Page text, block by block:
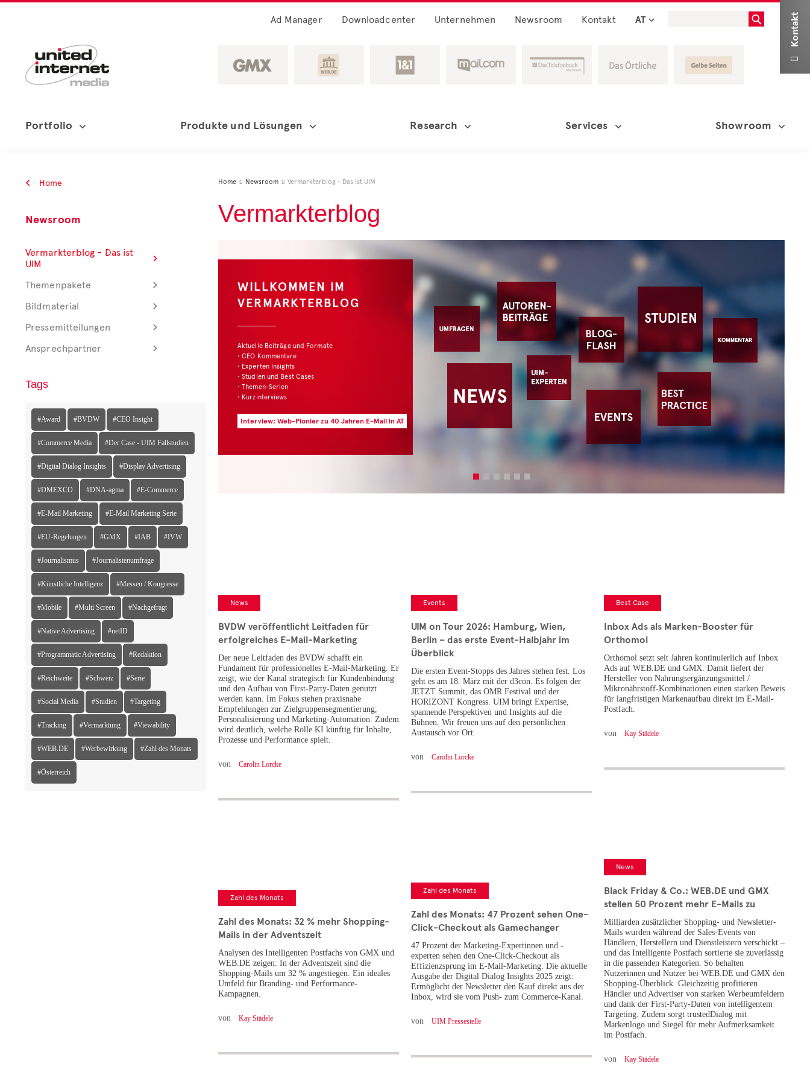
Ad Manager Downloadcenter Unternehmen Newsroom Kontakt AT
Portfolio Produkte und Lösungen Research Services Showroom
Home
Newsroom
Vermarkterblog - Das ist
UIM
Themenpakete
Bildmaterial
Pressemitteilungen
Ansprechpartner
Tags
#Award #BVDW #CEO Insight
#Commerce Media #Der Case - UIM Fallstudien
#Digital Dialog Insights #Display Advertising
#DMEXCO #DNA-agma #E-Commerce
#E-Mail Marketing #E-Mail Marketing Serie
#EU-Regelungen #GMX #IAB #IVW
#Journalismus #Journalistenumfrage
#Künstliche Intelligenz #Messen / Kongresse
#Mobile #Multi Screen #Nachgefragt
#Native Advertising #netID
#Programmatic Advertising #Redaktion
#Reichweite #Schweiz #Serie
#Social Media #Studien #Targeting
#Tracking #Vermarktung #Viewability
#WEB.DE #Werbewirkung #Zahl des Monats
#Österreich
Home  Newsroom  Vermarkterblog - Das ist UIM
Vermarkterblog
WILLKOMMEN IM
VERMARKTERBLOG
Aktuelle Beiträge und Formate
• CEO Kommentare
• Experten Insights
• Studien und Best Cases
• Themen-Serien
• Kurzinterviews
Interview: Web-Pionier zu 40 Jahren E-Mail in AT
News
BVDW veröffentlicht Leitfaden für
erfolgreiches E-Mail-Marketing
Der neue Leitfaden des BVDW schafft ein
Fundament für professionelles E-Mail-Marketing. Er
zeigt, wie der Kanal strategisch für Kundenbindung
und den Aufbau von First-Party-Daten genutzt
werden kann. Im Fokus stehen praxisnahe
Empfehlungen zur Zielgruppensegmentierung,
Personalisierung und Marketing-Automation. Zudem
wird deutlich, welche Rolle KI künftig für Inhalte,
Prozesse und Performance spielt.
von Carolin Lorcke
Zahl des Monats
Zahl des Monats: 32 % mehr Shopping-
Mails in der Adventszeit
Analysen des Intelligenten Postfachs von GMX und
WEB.DE zeigen: In der Adventszeit sind die
Shopping-Mails um 32 % angestiegen. Ein ideales
Umfeld für Branding- und Performance-
Kampagnen.
von Kay Städele
Events
UIM on Tour 2026: Hamburg, Wien,
Berlin – das erste Event-Halbjahr im
Überblick
Die ersten Event-Stopps des Jahres stehen fest. Los
geht es am 18. März mit der d3con. Es folgen der
JETZT Summit, das OMR Festival und der
HORIZONT Kongress. UIM bringt Expertise,
spannende Perspektiven und Insights auf die
Bühnen. Wir freuen uns auf den persönlichen
Austausch vor Ort.
von Carolin Lorcke
Zahl des Monats
Zahl des Monats: 47 Prozent sehen One-
Click-Checkout als Gamechanger
47 Prozent der Marketing-Expertinnen und -
experten sehen den One-Click-Checkout als
Effizienzsprung im E-Mail-Marketing. Die aktuelle
Ausgabe der Digital Dialog Insights 2025 zeigt:
Ermöglicht der Newsletter den Kauf direkt aus der
Inbox, wird sie vom Push- zum Commerce-Kanal.
von UIM Pressestelle
Best Case
Inbox Ads als Marken-Booster für
Orthomol
Orthomol setzt seit Jahren kontinuierlich auf Inbox
Ads auf WEB.DE und GMX. Damit liefert der
Hersteller von Nahrungsergänzungsmittel /
Mikronährstoff-Kombinationen einen starken Beweis
für langfristigen Markenaufbau direkt im E-Mail-
Postfach.
von Kay Städele
News
Black Friday & Co.: WEB.DE und GMX
stellen 50 Prozent mehr E-Mails zu
Milliarden zusätzlicher Shopping- und Newsletter-
Mails wurden während der Sales-Events von
Händlern, Herstellern und Dienstleistern verschickt –
und das Intelligente Postfach sortierte sie zuverlässig
in die passenden Kategorien. So behalten
Nutzerinnen und Nutzer bei WEB.DE und GMX den
Shopping-Überblick. Gleichzeitig profitieren
Händler und Advertiser von starken Werbeumfeldern
und dank der First-Party-Daten von intelligentem
Targeting. Zudem sorgt trustedDialog mit
Markenlogo und Siegel für mehr Aufmerksamkeit
im Postfach.
von Kay Städele

Kontakt